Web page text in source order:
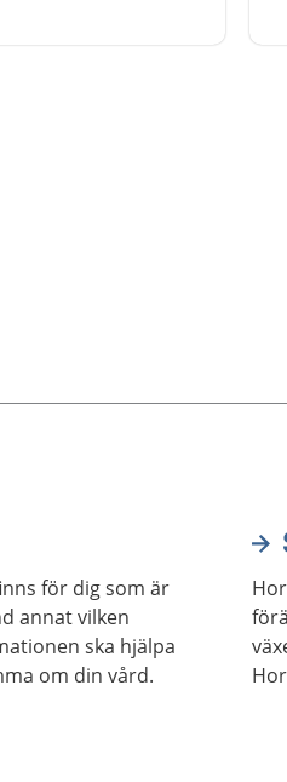
för dig som är
annat vilken
ska hjälpa
om din vård.